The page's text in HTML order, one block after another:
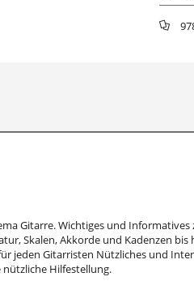
Gitarre. Wichtiges und
Skalen, Akkorde und Kadenzen
jeden Gitarristen Nützliches und
nützliche Hilfestellung.